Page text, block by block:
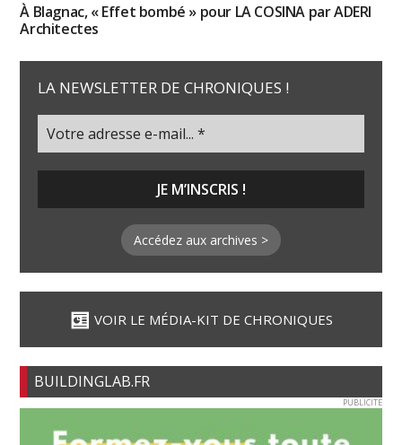
À Blagnac, « Effet bombé » pour LA COSINA par ADERI
Architectes
LA NEWSLETTER DE CHRONIQUES !
Accédez aux archives >
VOIR LE MÉDIA-KIT DE CHRONIQUES
BUILDINGLAB.FR
PUBLICITE